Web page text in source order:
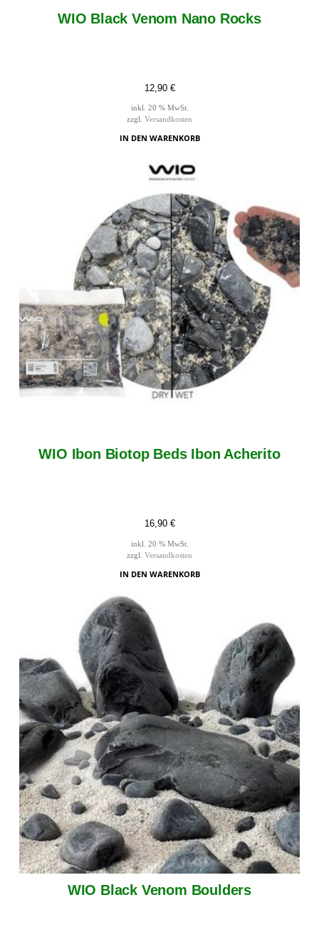
WIO Black Venom Nano Rocks
12,90 €
inkl. 20 % MwSt.
zzgl. Versandkosten
IN DEN WARENKORB
WIO Ibon Biotop Beds Ibon Acherito
16,90 €
inkl. 20 % MwSt.
zzgl. Versandkosten
IN DEN WARENKORB
WIO Black Venom Boulders